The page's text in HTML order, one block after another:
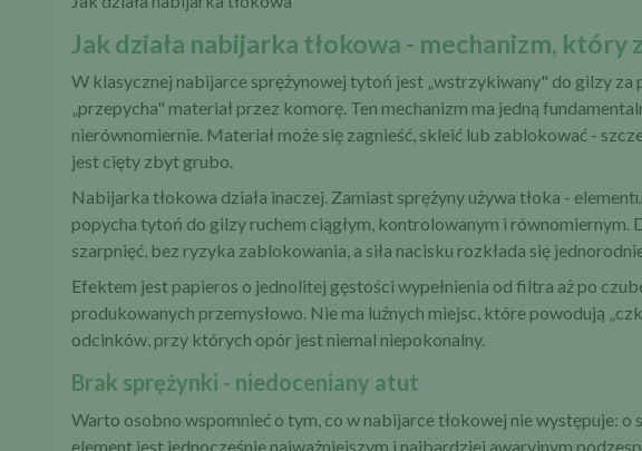
Jak działa nabijarka tłokowa - mechanizm, który
W klasycznej nabijarce sprężynowej tytoń jest „wstrzykiwany" do gilzy
„przepycha" materiał przez komorę. Ten mechanizm ma jedną
nierównomiernie. Materiał może się zagnieść, skleić lub zablokować -
jest cięty zbyt grubo.
Nabijarka tłokowa działa inaczej. Zamiast sprężyny używa tłoka -
popycha tytoń do gilzy ruchem ciągłym, kontrolowanym i równomiernym.
szarpnięć, bez ryzyka zablokowania, a siła nacisku rozkłada się
Efektem jest papieros o jednolitej gęstości wypełnienia od filtra aż po
produkowanych przemysłowo. Nie ma luźnych miejsc, które powodują
odcinków, przy których opór jest niemal niepokonalny.
Brak sprężynki - niedoceniany atut
Warto osobno wspomnieć o tym, co w nabijarce tłokowej nie występuje:
element jest jednocześnie najważniejszym i najbardziej awaryjnym